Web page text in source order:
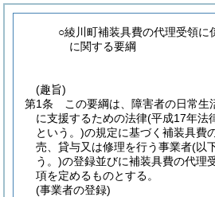
○綾川町補装具費の代理受領に
に関する要綱
(趣旨)
第1条
この要綱は、障害者の日常生
に支援するための法律(平成17年法
という。)の規定に基づく補装具費
売、貸与又は修理を行う事業者(以
う。)の登録並びに補装具費の代理
項を定めるものとする。
(事業者の登録)